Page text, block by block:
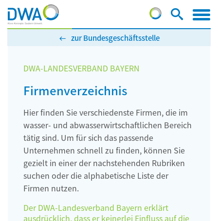
zur Bundesgeschäftsstelle
DWA-LANDESVERBAND BAYERN
Firmenverzeichnis
Hier finden Sie verschiedenste Firmen, die im
wasser- und abwasserwirtschaftlichen Bereich
tätig sind. Um für sich das passende
Unternehmen schnell zu finden, können Sie
gezielt in einer der nachstehenden Rubriken
suchen oder die alphabetische Liste der
Firmen nutzen.
Der DWA-Landesverband Bayern erklärt
ausdrücklich, dass er keinerlei Einfluss auf die